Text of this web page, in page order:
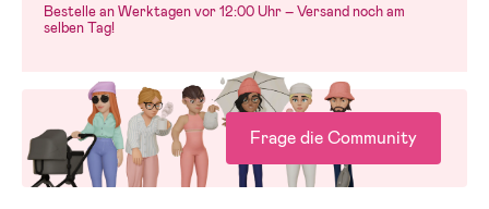
Bestelle an Werktagen vor 12:00 Uhr – Versand noch am
selben Tag!
Frage die Community